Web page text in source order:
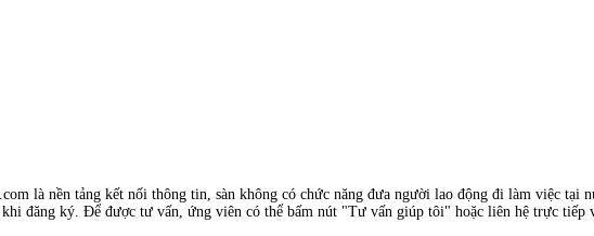
là nền tảng kết nối thông tin, sàn không có chức năng đưa người lao động đi làm việc tại
đăng ký. Để được tư vấn, ứng viên có thể bấm nút "Tư vấn giúp tôi" hoặc liên hệ trực tiếp